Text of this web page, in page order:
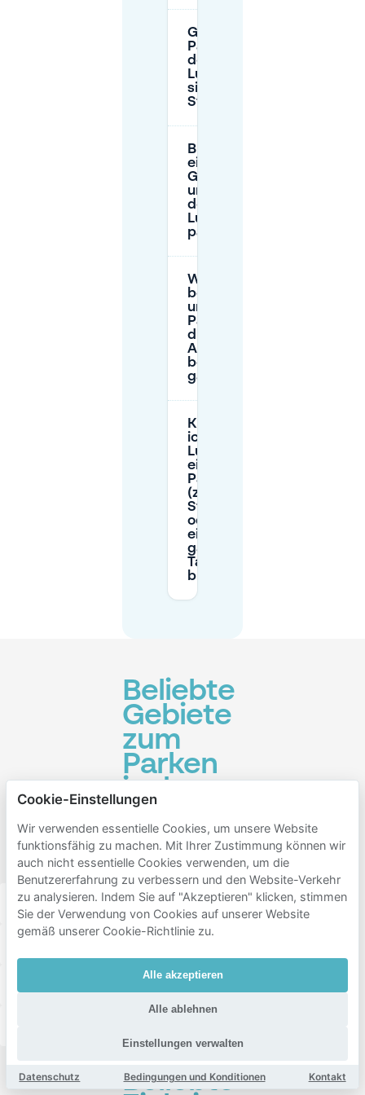
Gibt es
Parkgaragen in
der Nähe von
Luigia, und sind
sie besser als
Straßenparken?
Brauche ich
eine
Genehmigung,
um in Zürich in
der Nähe von
Luigia zu
parken?
Was ist der
beste Weg,
um das
Parken für
die
Abendzeit
bei Luigia zu
garantieren?
Kann
ich für
Luigia
eine
Parkzeit
(z.B. 2
Stunden
oder
einen
ganzen
Tag)
buchen?
Beliebte
Gebiete
zum
Parken
in der
Nähe
von
Luigia
Aussersihl Industriequartier District 12
Beliebte
Cookie-Einstellungen
Wir verwenden essentielle Cookies, um unsere Website
funktionsfähig zu machen. Mit Ihrer Zustimmung können wir
auch nicht essentielle Cookies verwenden, um die
Benutzererfahrung zu verbessern und den Website-Verkehr
zu analysieren. Indem Sie auf "Akzeptieren" klicken, stimmen
Sie der Verwendung von Cookies auf unserer Website
gemäß unserer Cookie-Richtlinie zu.
Alle akzeptieren
Alle ablehnen
Einstellungen verwalten
Datenschutz Bedingungen und Konditionen Kontakt